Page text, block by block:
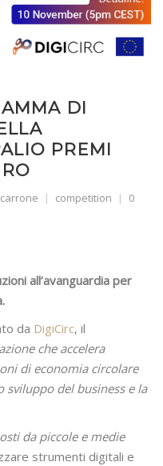
DI
PREMI
competition
0
all’avanguardia per
da DigiCirc, il
che accelera
di economia circolare
sviluppo del business e la
da piccole e medie
strumenti digitali e